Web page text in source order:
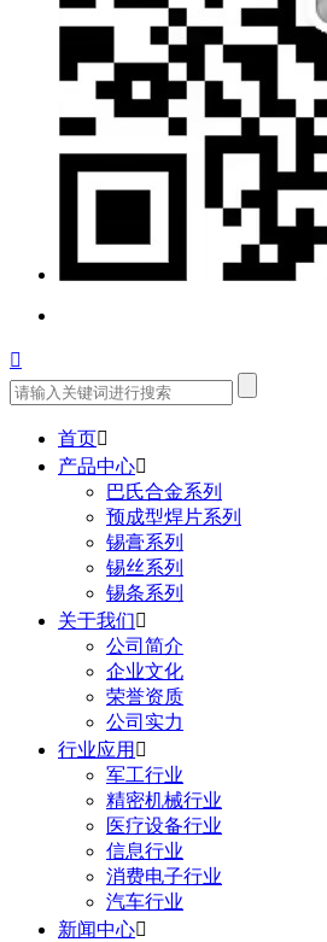

首页
产品中心
巴氏合金系列
预成型焊片系列
锡膏系列
锡丝系列
锡条系列
关于我们
公司简介
企业文化
荣誉资质
公司实力
行业应用 
军工行业
精密机械行业
医疗设备行业
信息行业
消费电子行业
汽车行业
新闻中心